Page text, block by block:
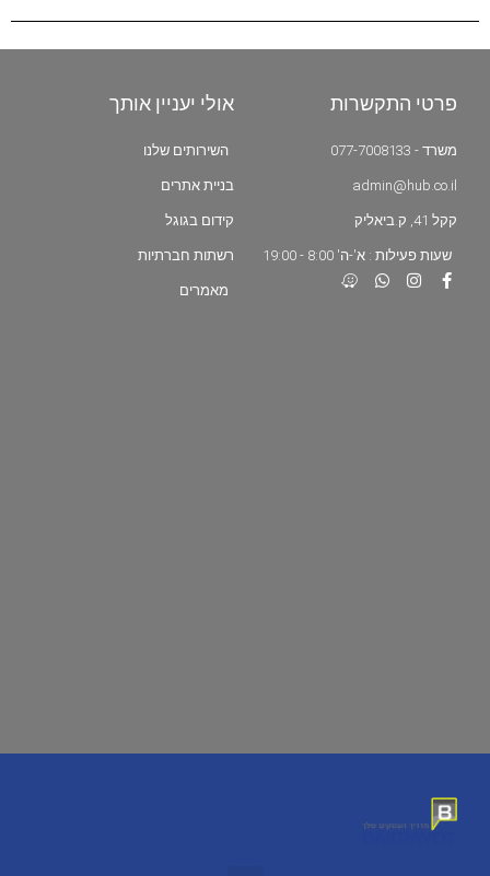
פרטי התקשרות
משרד - 077-7008133
admin@hub.co.il
קקל 41, ק.ביאליק
שעות פעילות : א'-ה' 8:00 - 19:00
אולי יעניין אותך
השירותים שלנו
בניית אתרים
קידום בגוגל
רשתות חברתיות
מאמרים